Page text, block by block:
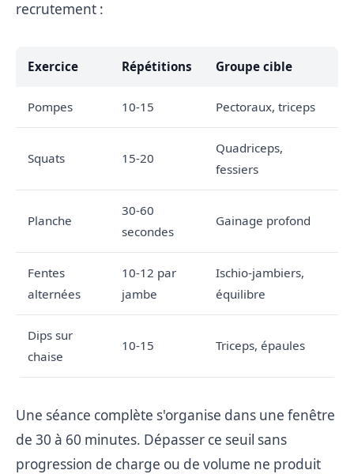
recrutement :
Exercice Répétitions Groupe cible
Pompes 10-15 Pectoraux, triceps
Squats 15-20
Quadriceps,
fessiers
Planche
30-60
secondes
Gainage profond
Fentes
alternées
10-12 par
jambe
Ischio-jambiers,
équilibre
Dips sur
chaise
10-15 Triceps, épaules
Une séance complète s'organise dans une fenêtre
de 30 à 60 minutes. Dépasser ce seuil sans
progression de charge ou de volume ne produit